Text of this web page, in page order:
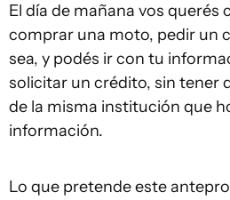
El día de mañana vos querés
comprar una moto, pedir un
sea, y podés ir con tu
solicitar un crédito, sin tener
de la misma institución que
información.
Lo que pretende este